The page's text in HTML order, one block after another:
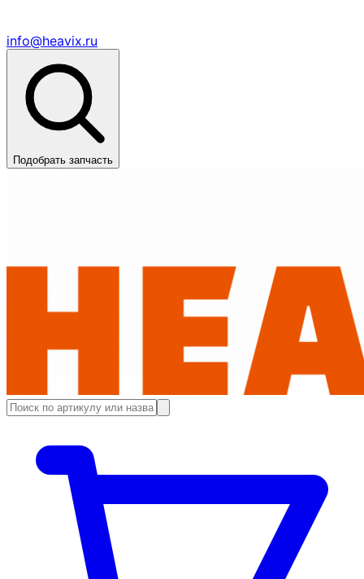
info@heavix.ru
Подобрать запчасть